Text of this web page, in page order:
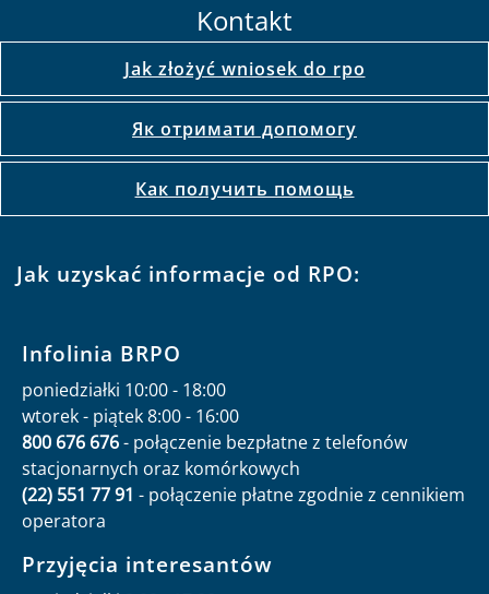
Kontakt
Jak złożyć wniosek do rpo
Як отримати допомогу
Как получить помощь
Jak uzyskać informacje od RPO:
Infolinia BRPO
poniedziałki 10:00 - 18:00
wtorek - piątek 8:00 - 16:00
800 676 676- połączenie bezpłatne z telefonów
stacjonarnych oraz komórkowych
(22) 551 77 91 - połączenie płatne zgodnie z cennikiem
operatora
Przyjęcia interesantów